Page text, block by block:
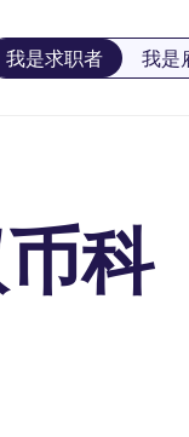
我是求职者 我是
科